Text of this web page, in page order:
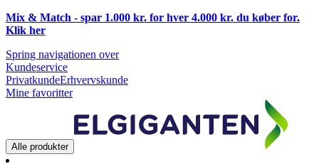
Mix & Match - spar 1.000 kr. for hver 4.000 kr. du køber for.
Klik her
Spring navigationen over
Kundeservice
PrivatkundeErhvervskunde
Mine favoritter
Alle produkter